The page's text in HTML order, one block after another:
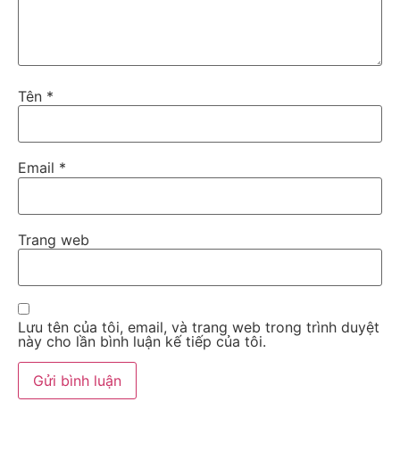
Tên *
Email *
Trang web
Lưu tên của tôi, email, và trang web trong trình duyệt
này cho lần bình luận kế tiếp của tôi.